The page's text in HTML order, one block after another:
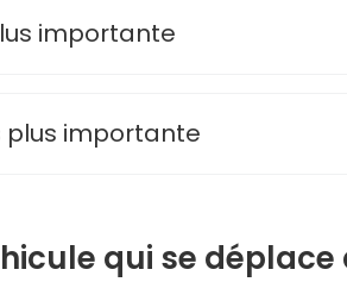
importante
plus importante
qui se déplace